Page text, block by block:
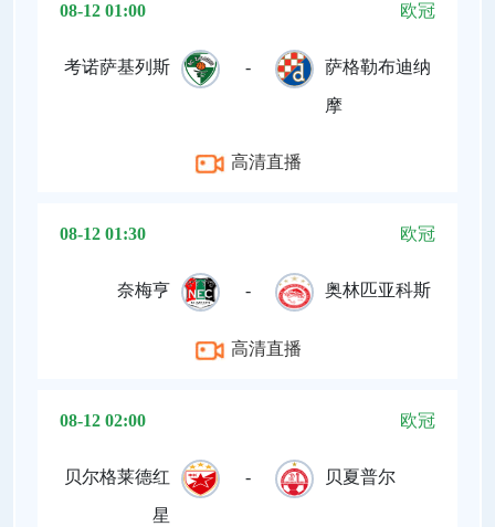
08-12 01:00 欧冠
考诺萨基列斯 - 萨格勒布迪纳
摩
高清直播
08-12 01:30 欧冠
奈梅亨 - 奥林匹亚科斯
高清直播
08-12 02:00 欧冠
贝尔格莱德红
星
- 贝夏普尔